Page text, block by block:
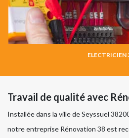
ELECTRICIEN
Travail de qualité avec
Installée dans la ville de Seyssuel
notre entreprise Rénovation 38 est